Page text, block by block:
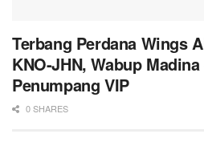
Terbang Perdana Wings
KNO-JHN, Wabup
Penumpang VIP
0 SHARES